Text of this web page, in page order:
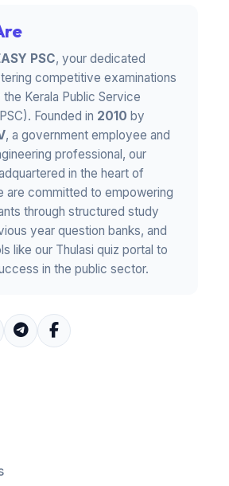
PSC, your dedicated
competitive examinations
Kerala Public Service
Founded in 2010 by
, a government employee and
professional, our
in the heart of
are committed to empowering
through structured study
year question banks, and
like our Thulasi quiz portal to
in the public sector.